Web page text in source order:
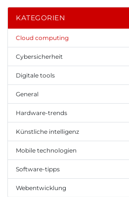
KATEGORIEN
Cloud computing
Cybersicherheit
Digitale tools
General
Hardware-trends
Künstliche intelligenz
Mobile technologien
Software-tipps
Webentwicklung